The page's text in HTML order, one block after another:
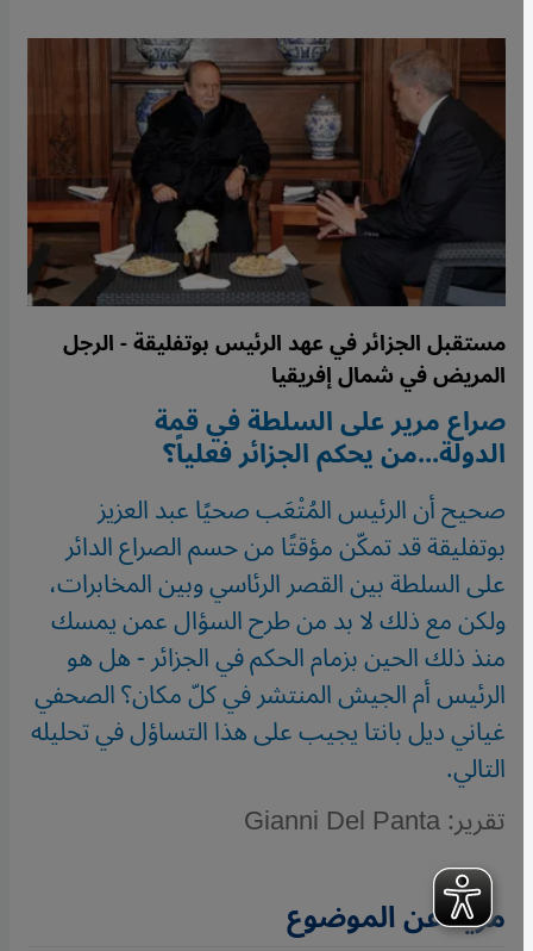
مستقبل الجزائر في عهد الرئيس بوتفليقة - الرجل
المريض في شمال إفريقيا
صراع مرير على السلطة في قمة
الدولة...من يحكم الجزائر فعلياً؟
صحيح أن الرئيس المُتْعَب صحيًا عبد العزيز
بوتفليقة قد تمكّن مؤقتًا من حسم الصراع الدائر
على السلطة بين القصر الرئاسي وبين المخابرات،
ولكن مع ذلك لا بد من طرح السؤال عمن يمسك
منذ ذلك الحين بزمام الحكم في الجزائر - هل هو
الرئيس أم الجيش المنتشر في كلّ مكان؟ الصحفي
غياني ديل بانتا يجيب على هذا التساؤل في تحليله
التالي.
تقرير: Gianni Del Panta
مزيد عن الموضوع